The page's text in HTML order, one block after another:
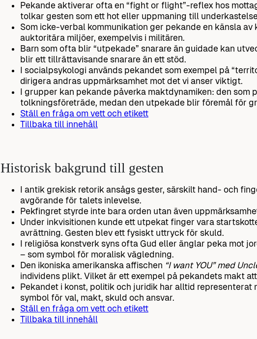
Pekande aktiverar ofta en “fight or flight”-reflex hos
tolkar gesten som ett hot eller uppmaning till
Som icke-verbal kommunikation ger pekande en känsla
auktoritära miljöer, exempelvis i militären.
Barn som ofta blir “utpekade” snarare än guidade kan
blir ett tillrättavisande snarare än ett stöd.
I socialpsykologi används pekandet som exempel på
dirigera andras uppmärksamhet mot det vi anser viktigt.
I grupper kan pekande påverka maktdynamiken: den som
tolkningsföreträde, medan den utpekade blir föremål för
Ställ en fråga om vett och etikett
Tillbaka till innehåll
Historisk bakgrund till gesten
I antik grekisk retorik ansågs gester, särskilt hand- och
avgörande för talets inlevelse.
Pekfingret styrde inte bara orden utan även
Under inkvisitionen kunde ett utpekat finger vara
avrättning. Gesten blev ett fysiskt uttryck för skuld.
I religiösa konstverk syns ofta Gud eller änglar peka mot
– som symbol för moralisk vägledning.
Den ikoniska amerikanska affischen “I want YOU” med
individens plikt. Vilket är ett exempel på pekandets makt
Pekandet i konst, politik och juridik har alltid representerat
symbol för val, makt, skuld och ansvar.
Ställ en fråga om vett och etikett
Tillbaka till innehåll